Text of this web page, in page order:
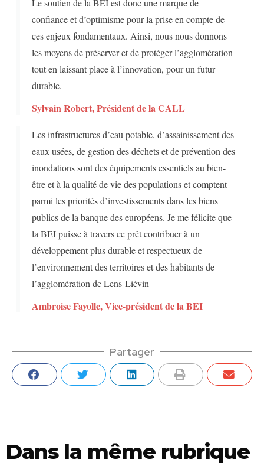
Le soutien de la BEI est donc une marque de
confiance et d’optimisme pour la prise en compte de
ces enjeux fondamentaux. Ainsi, nous nous donnons
les moyens de préserver et de protéger l’agglomération
tout en laissant place à l’innovation, pour un futur
durable.
Sylvain Robert, Président de la CALL
Les infrastructures d’eau potable, d’assainissement des
eaux usées, de gestion des déchets et de prévention des
inondations sont des équipements essentiels au bien-
être et à la qualité de vie des populations et comptent
parmi les priorités d’investissements dans les biens
publics de la banque des européens. Je me félicite que
la BEI puisse à travers ce prêt contribuer à un
développement plus durable et respectueux de
l’environnement des territoires et des habitants de
l’agglomération de Lens-Liévin
Ambroise Fayolle, Vice-président de la BEI
Partager
Dans la même rubrique